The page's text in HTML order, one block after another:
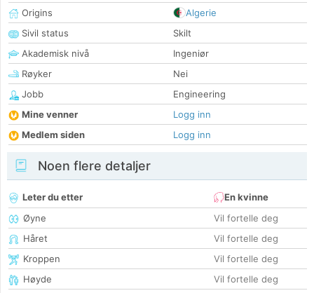
Origins
Algerie
Sivil status
Skilt
Akademisk nivå
Ingeniør
Røyker
Nei
Jobb
Engineering
Mine venner
Logg inn
Medlem siden
Logg inn
Noen flere detaljer
Leter du etter
En kvinne
Øyne
Vil fortelle deg
Håret
Vil fortelle deg
Kroppen
Vil fortelle deg
Høyde
Vil fortelle deg